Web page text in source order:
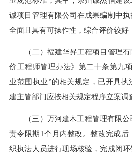
诚项目管理有限公司在成果编制中
全面且具有可操作性，综合评价较好
（二）福建华昇工程项目管理有
价工程师管理办法》第二十条第九
业范围执业”的相关规定，已开具执
建主管部门应按相关规定程序立案调
（三）万河建木工程管理有限公
责令限期1个月内整改。整改完成后
织执法人员进行现场核验，完成闭